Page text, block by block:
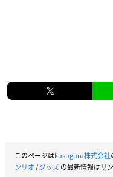
このページはkusuguru株式会社
ンリオ/グッズの最新情報はリ